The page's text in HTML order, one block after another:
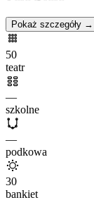
Pokaż szczegóły →
50
teatr
—
szkolne
—
podkowa
30
bankiet